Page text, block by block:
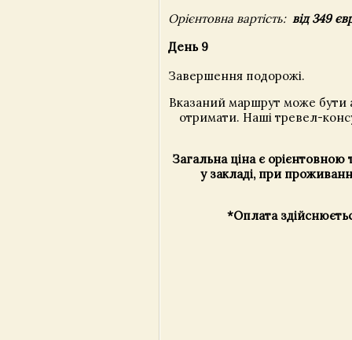
Орієнтовна вартість: від 349
День 9
Завершення подорожі.
Вказаний маршрут може бути
отримати. Наші тревел-
Загальна ціна є орієнтовною
у закладі, при
*Оплата